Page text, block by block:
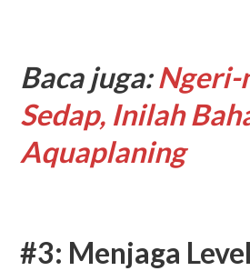
Baca juga:Ngeri-
Sedap, Inilah
Aquaplaning
#3: Menjaga